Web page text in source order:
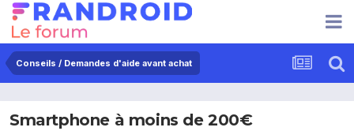
Conseils / Demandes d'aide avant achat
Smartphone à moins de 200€